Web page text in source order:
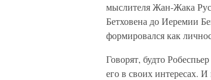
мыслителя Жан-Жака
Бетховена до Иеремии
формировался как
Говорят, будто
его в своих интересах.